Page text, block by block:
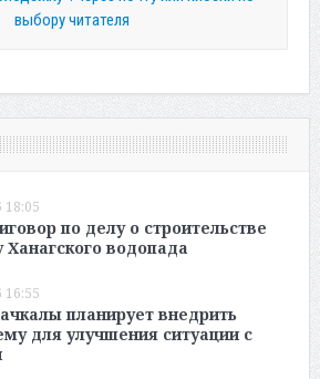
выбору читателя
18:05
по делу о строительстве
Ханагского водопада
16:55
планирует внедрить
для улучшения ситуации с